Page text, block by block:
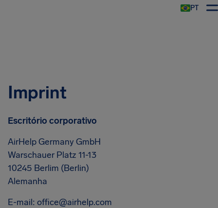
PT
Imprint
Escritório corporativo
AirHelp Germany GmbH
Warschauer Platz 11-13
10245 Berlim (Berlin)
Alemanha
E-mail: office@airhelp.com